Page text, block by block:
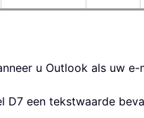
u Outlook als uw
D7 een tekstwaarde